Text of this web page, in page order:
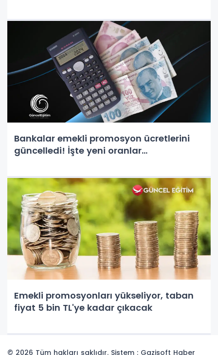
Bankalar emekli promosyon ücretlerini
güncelledi! İşte yeni oranlar...
Emekli promosyonları yükseliyor, taban
fiyat 5 bin TL'ye kadar çıkacak
© 2026 Tüm hakları saklıdır. Sistem : Gazisoft Haber